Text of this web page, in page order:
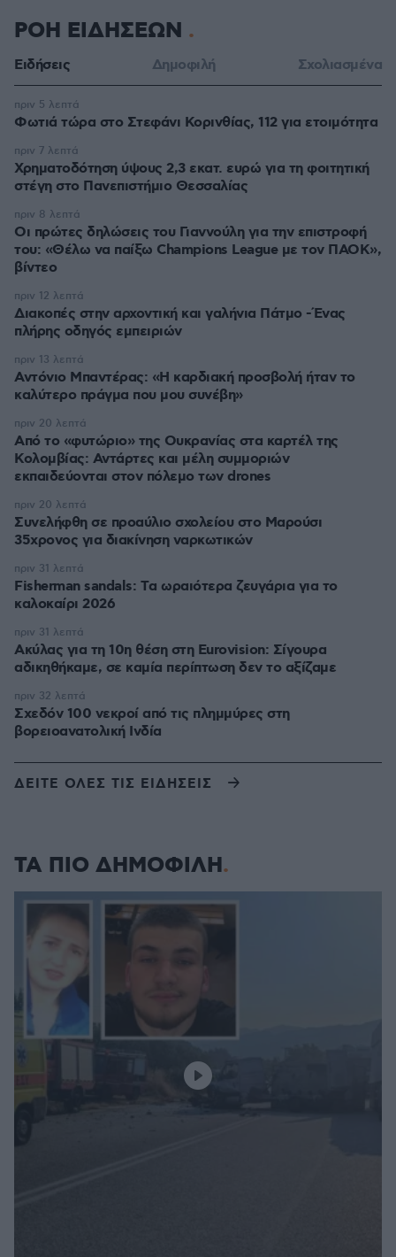
ΡΟΗ ΕΙΔΗΣΕΩΝ
Ειδήσεις Δημοφιλή Σχολιασμένα
Φωτιά τώρα στο Στεφάνι Κορινθίας, 112 για ετοιμότητα
πριν 5 λεπτά
Χρηματοδότηση ύψους 2,3 εκατ. ευρώ για τη φοιτητική
στέγη στο Πανεπιστήμιο Θεσσαλίας
πριν 7 λεπτά
Οι πρώτες δηλώσεις του Γιαννούλη για την επιστροφή
του: «Θέλω να παίξω Champions League με τον ΠΑΟΚ»,
βίντεο
πριν 8 λεπτά
Διακοπές στην αρχοντική και γαλήνια Πάτμο -Ένας
πλήρης οδηγός εμπειριών
πριν 12 λεπτά
Αντόνιο Μπαντέρας: «Η καρδιακή προσβολή ήταν το
καλύτερο πράγμα που μου συνέβη»
πριν 13 λεπτά
Από το «φυτώριο» της Ουκρανίας στα καρτέλ της
Κολομβίας: Αντάρτες και μέλη συμμοριών
εκπαιδεύονται στον πόλεμο των drones
πριν 20 λεπτά
Συνελήφθη σε προαύλιο σχολείου στο Μαρούσι
35χρονος για διακίνηση ναρκωτικών
πριν 20 λεπτά
Fisherman sandals: Tα ωραιότερα ζευγάρια για το
καλοκαίρι 2026
πριν 31 λεπτά
Ακύλας για τη 10η θέση στη Eurovision: Σίγουρα
αδικηθήκαμε, σε καμία περίπτωση δεν το αξίζαμε
πριν 31 λεπτά
Σχεδόν 100 νεκροί από τις πλημμύρες στη
βορειοανατολική Ινδία
πριν 32 λεπτά
ΔΕΙΤΕ ΟΛΕΣ ΤΙΣ ΕΙΔΗΣΕΙΣ
ΤΑ ΠΙΟ ΔΗΜΟΦΙΛΗ